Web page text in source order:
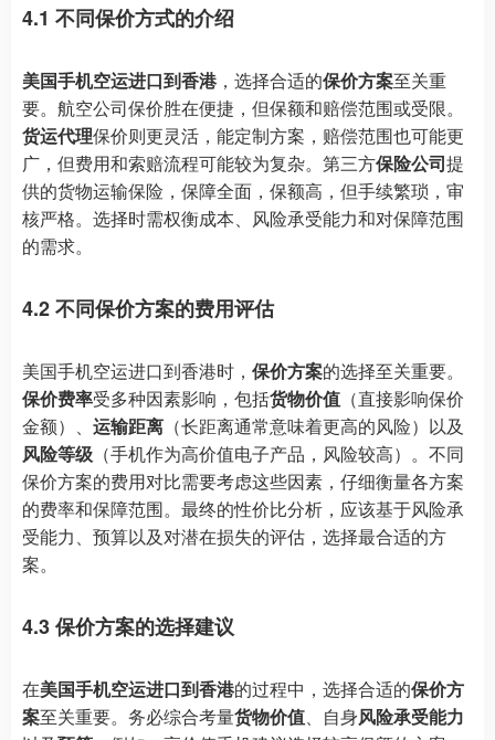
4.1 不同保价方式的介绍
美国手机空运进口到香港，选择合适的保价方案至关重
要。航空公司保价胜在便捷，但保额和赔偿范围或受限。
货运代理保价则更灵活，能定制方案，赔偿范围也可能更
广，但费用和索赔流程可能较为复杂。第三方保险公司提
供的货物运输保险，保障全面，保额高，但手续繁琐，审
核严格。选择时需权衡成本、风险承受能力和对保障范围
的需求。
4.2 不同保价方案的费用评估
美国手机空运进口到香港时， 保价方案的选择至关重要。
保价费率受多种因素影响，包括货物价值 （直接影响保价
金额）、 运输距离 （长距离通常意味着更高的风险）以及
风险等级 （手机作为高价值电子产品，风险较高）。不同
保价方案的费用对比需要考虑这些因素，仔细衡量各方案
的费率和保障范围。最终的性价比分析，应该基于风险承
受能力、预算以及对潜在损失的评估，选择最合适的方
案。
4.3 保价方案的选择建议
在美国手机空运进口到香港的过程中，选择合适的保价方
案至关重要。务必综合考量货物价值、自身风险承受能力